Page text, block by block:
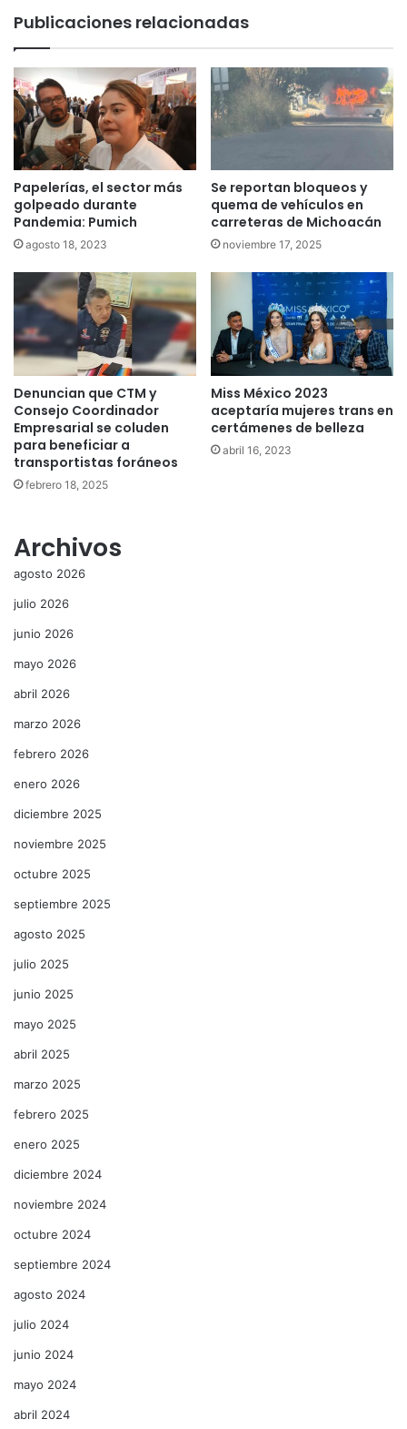
Publicaciones relacionadas
Papelerías, el sector más
golpeado durante
Pandemia: Pumich
agosto 18, 2023
Se reportan bloqueos y
quema de vehículos en
carreteras de Michoacán
noviembre 17, 2025
Denuncian que CTM y
Consejo Coordinador
Empresarial se coluden
para beneficiar a
transportistas foráneos
febrero 18, 2025
Miss México 2023
aceptaría mujeres trans en
certámenes de belleza
abril 16, 2023
Archivos
agosto 2026
julio 2026
junio 2026
mayo 2026
abril 2026
marzo 2026
febrero 2026
enero 2026
diciembre 2025
noviembre 2025
octubre 2025
septiembre 2025
agosto 2025
julio 2025
junio 2025
mayo 2025
abril 2025
marzo 2025
febrero 2025
enero 2025
diciembre 2024
noviembre 2024
octubre 2024
septiembre 2024
agosto 2024
julio 2024
junio 2024
mayo 2024
abril 2024